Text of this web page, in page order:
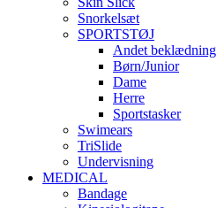
Snorkelsæt
SPORTSTØJ
Andet beklædning
Børn/Junior
Dame
Herre
Sportstasker
Swimears
TriSlide
Undervisning
MEDICAL
Bandage